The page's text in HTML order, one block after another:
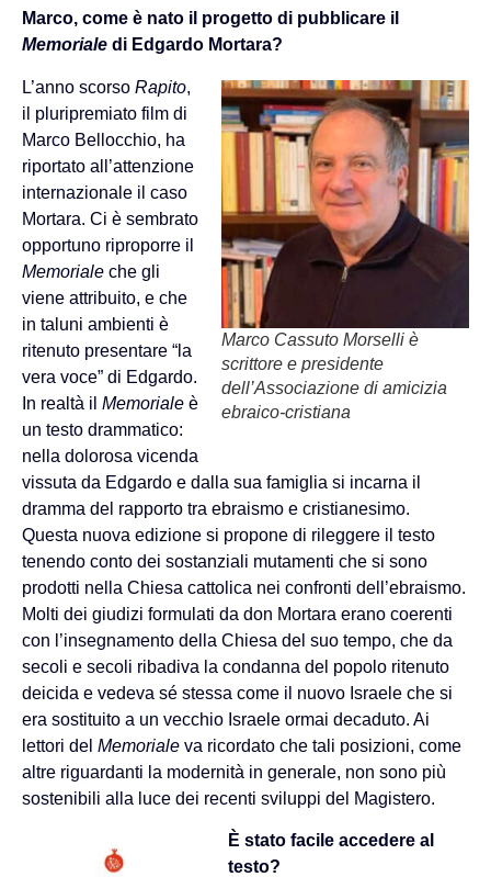
Marco, come è nato il progetto di pubblicare il
Memoriale di Edgardo Mortara?
Marco Cassuto Morselli è
scrittore e presidente
dell’Associazione di amicizia
ebraico-cristiana
L’anno scorso Rapito,
il pluripremiato film di
Marco Bellocchio, ha
riportato all’attenzione
internazionale il caso
Mortara. Ci è sembrato
opportuno riproporre il
Memoriale che gli
viene attribuito, e che
in taluni ambienti è
ritenuto presentare “la
vera voce” di Edgardo.
In realtà il Memoriale è
un testo drammatico:
nella dolorosa vicenda
vissuta da Edgardo e dalla sua famiglia si incarna il
dramma del rapporto tra ebraismo e cristianesimo.
Questa nuova edizione si propone di rileggere il testo
tenendo conto dei sostanziali mutamenti che si sono
prodotti nella Chiesa cattolica nei confronti dell’ebraismo.
Molti dei giudizi formulati da don Mortara erano coerenti
con l’insegnamento della Chiesa del suo tempo, che da
secoli e secoli ribadiva la condanna del popolo ritenuto
deicida e vedeva sé stessa come il nuovo Israele che si
era sostituito a un vecchio Israele ormai decaduto. Ai
lettori del Memoriale va ricordato che tali posizioni, come
altre riguardanti la modernità in generale, non sono più
sostenibili alla luce dei recenti sviluppi del Magistero.
È stato facile accedere al
testo?